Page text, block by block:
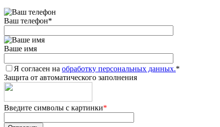
Ваш телефон*
Ваше имя
Я согласен на обработку персональных данных.*
Защита от автоматического заполнения
Введите символы с картинки*